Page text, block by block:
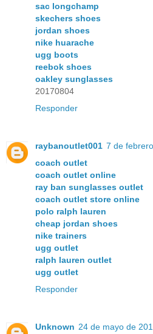
sac longchamp
skechers shoes
jordan shoes
nike huarache
ugg boots
reebok shoes
oakley sunglasses
20170804
Responder
raybanoutlet001 7 de
coach outlet
coach outlet online
ray ban sunglasses outlet
coach outlet store online
polo ralph lauren
cheap jordan shoes
nike trainers
ugg outlet
ralph lauren outlet
ugg outlet
Responder
Unknown 24 de mayo de